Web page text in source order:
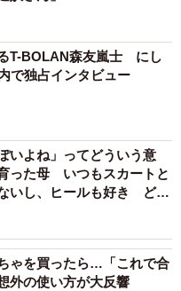
しくなっていた。体も
ふれていた。ただ、
さんのことを思い出した
ゴロンゴロンとお腹を
あった。捕まえようと
1時間の時間を要した。
くなったようだ。最後
いたCIAO ちゅ～るを
ロスケくんは駆け寄って
T-BOLAN森友嵐士 にし
で独占インタビュー
いよね」ってどういう意
った母 いつもスカートと
いし、ヒールも好き どの
ゃを買ったら…「これで合
外の使い方が大反響